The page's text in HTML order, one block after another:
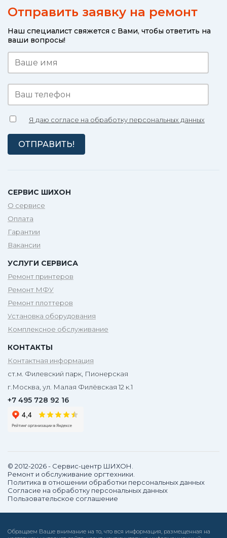
Отправить заявку на ремонт
Наш специалист свяжется с Вами, чтобы ответить на
ваши вопросы!
Я даю согласе на обработку персональных данных
СЕРВИС ШИХОН
О сервисе
Оплата
Гарантии
Вакансии
УСЛУГИ СЕРВИСА
Ремонт принтеров
Ремонт МФУ
Ремонт плоттеров
Установка оборудования
Комплексное обслуживание
КОНТАКТЫ
Контактная информация
ст.м. Филевский парк, Пионерская
г.Москва, ул. Малая Филёвская 12 к.1
+7 495 728 92 16
© 2012-2026 - Сервис-центр ШИХОН.
Ремонт и обслуживание оргтехники.
Политика в отношении обработки персональных данных
Согласие на обработку персональных данных
Пользовательское соглашение
Обращаем Ваше внимание на то, что вся информация, размещенная на